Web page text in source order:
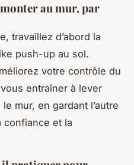
au mur, par
travaillez d’abord la
push-up au sol.
votre contrôle du
entraîner à lever
mur, en gardant l’autre
confiance et la